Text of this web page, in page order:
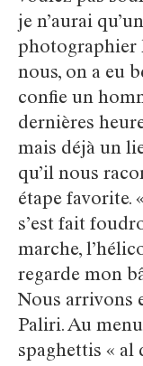
je n’aurai
photographier
nous, on a eu
confie un
dernières
mais déjà un
qu’il nous
étape favorite.
s’est fait
marche,
regarde mon
Nous arrivons
Paliri. Au
spaghettis « al